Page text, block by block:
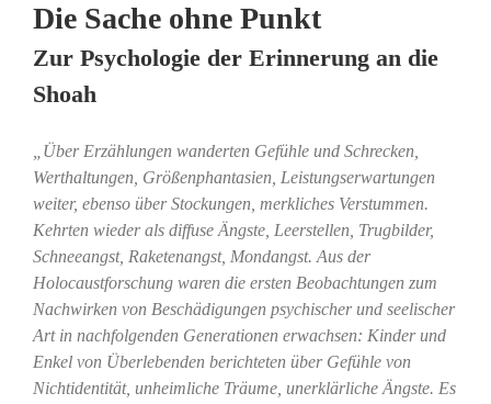
Die Sache ohne Punkt
Zur Psychologie der Erinnerung an die
Shoah
„Über Erzählungen wanderten Gefühle und Schrecken,
Werthaltungen, Größenphantasien, Leistungserwartungen
weiter, ebenso über Stockungen, merkliches Verstummen.
Kehrten wieder als diffuse Ängste, Leerstellen, Trugbilder,
Schneeangst, Raketenangst, Mondangst. Aus der
Holocaustforschung waren die ersten Beobachtungen zum
Nachwirken von Beschädigungen psychischer und seelischer
Art in nachfolgenden Generationen erwachsen: Kinder und
Enkel von Überlebenden berichteten über Gefühle von
Nichtidentität, unheimliche Träume, unerklärliche Ängste. Es